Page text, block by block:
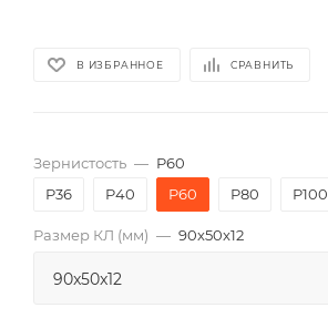
В ИЗБРАННОЕ СРАВНИТЬ
Зернистость — P60
P36
P40 P60 P80 P100
Размер КЛ (мм) — 90x50x12